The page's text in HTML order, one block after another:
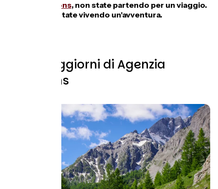
Vélorizons, non state partendo per un viaggio.
State vivendo un'avventura.
Tutti i soggiorni di Agenzia
Velorizons